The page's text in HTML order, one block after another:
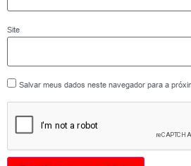
Site
Salvar meus dados neste navegador para a